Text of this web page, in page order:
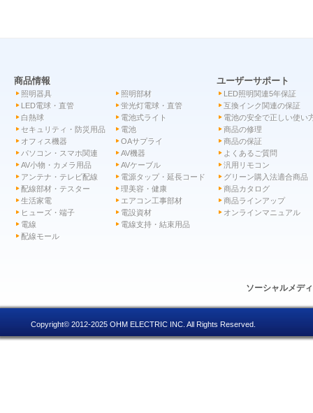
商品情報
照明器具
照明部材
LED電球・直管
蛍光灯電球・直管
白熱球
電池式ライト
セキュリティ・防災用品
電池
オフィス機器
OAサプライ
パソコン・スマホ関連
AV機器
AV小物・カメラ用品
AVケーブル
アンテナ・テレビ配線
電源タップ・延長コード
配線部材・テスター
理美容・健康
生活家電
エアコン工事部材
ヒューズ・端子
電設資材
電線
電線支持・結束用品
配線モール
ユーザーサポート
LED照明関連5年保証
互換インク関連の保証
電池の安全で正しい使い
商品の修理
商品の保証
よくあるご質問
汎用リモコン
グリーン購入法適合商品
商品カタログ
商品ラインアップ
オンラインマニュアル
ソーシャルメデ
Copyright© 2012-2025 OHM ELECTRIC INC. All Rights Reserved.